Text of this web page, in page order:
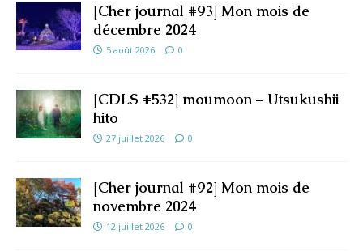
[Cher journal #93] Mon mois de
décembre 2024
5 août 2026 0
[CDLS #532] moumoon – Utsukushii
hito
27 juillet 2026 0
[Cher journal #92] Mon mois de
novembre 2024
12 juillet 2026 0